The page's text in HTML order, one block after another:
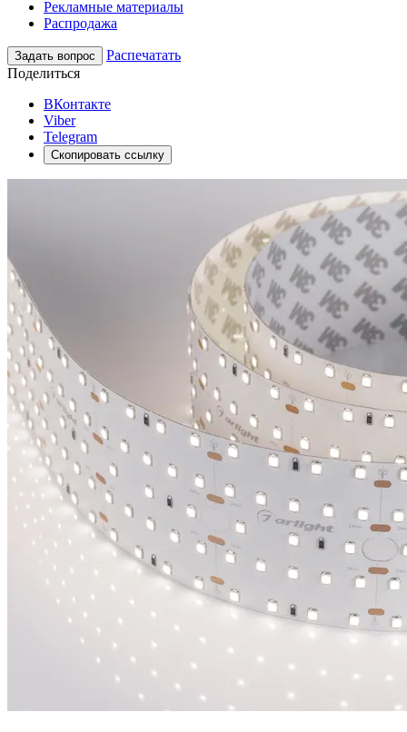
Рекламные материалы
Распродажа
Задать вопрос
Распечатать
Поделиться
ВКонтакте
Viber
Telegram
Скопировать ссылку